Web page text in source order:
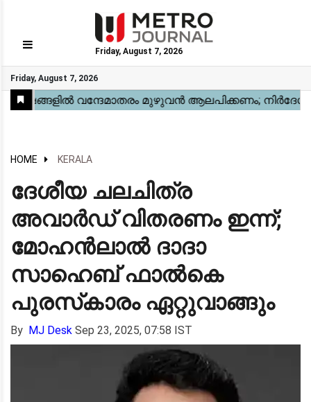
Friday, August 7, 2026
Friday, August 7, 2026
GO
Home
Kerala
National
Gulf
World
Sports
Movies
Health
Automobile
Travel
Education
Novel
Business
Technology
Webstory
HOME KERALA
ദേശീയ ചലചിത്ര
അവാർഡ് വിതരണം ഇന്ന്;
മോഹൻലാൽ ദാദാ
സാഹെബ് ഫാൽകെ
പുരസ്‌കാരം ഏറ്റുവാങ്ങും
By MJ Desk Sep 23, 2025, 07:58 IST